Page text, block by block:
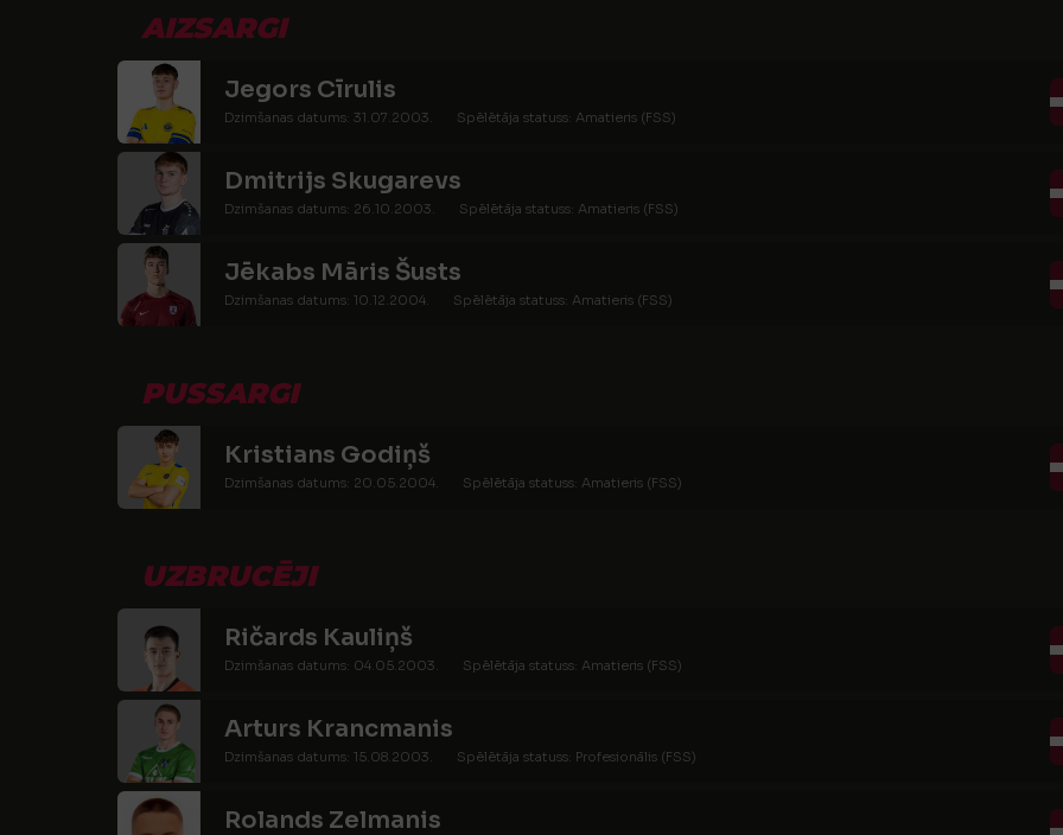
AIZSARGI
Jegors Cīrulis
Dzimšanas datums: 31.07.2003. Spēlētāja statuss: Amatieris (FSS)
Dmitrijs Skugarevs
Dzimšanas datums: 26.10.2003. Spēlētāja statuss: Amatieris (FSS)
Jēkabs Māris Šusts
Dzimšanas datums: 10.12.2004. Spēlētāja statuss: Amatieris (FSS)
PUSSARGI
Kristians Godiņš
Dzimšanas datums: 20.05.2004. Spēlētāja statuss: Amatieris (FSS)
UZBRUCĒJI
Ričards Kauliņš
Dzimšanas datums: 04.05.2003. Spēlētāja statuss: Amatieris (FSS)
Arturs Krancmanis
Dzimšanas datums: 15.08.2003. Spēlētāja statuss: Profesionālis (FSS)
Rolands Zelmanis